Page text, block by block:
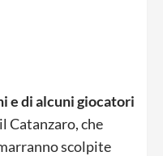
e di alcuni giocatori
Catanzaro, che
scolpite